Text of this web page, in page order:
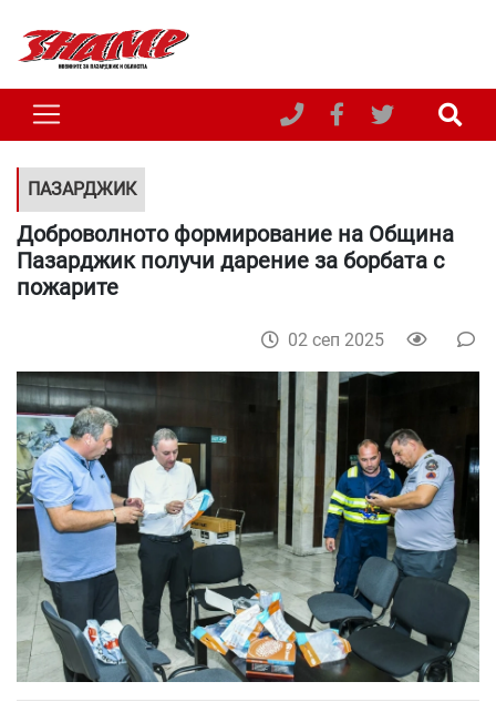
ПАЗАРДЖИК
Доброволното формирование на Община
Пазарджик получи дарение за борбата с
пожарите
02 сеп 2025